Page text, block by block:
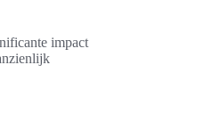
impact